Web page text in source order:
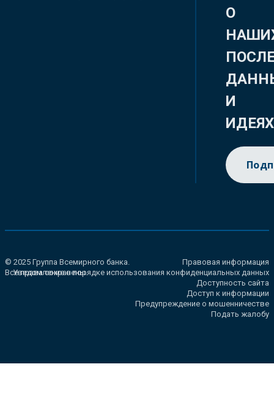
О
И
ИДЕЯХ
© 2025 Группа Всемирного банка.
Все права сохранены.
Правовая информация
Уведомление о порядке использования конфиденциальных данных
Доступность сайта
Доступ к информации
Предупреждение о мошенничестве
Подать жалобу